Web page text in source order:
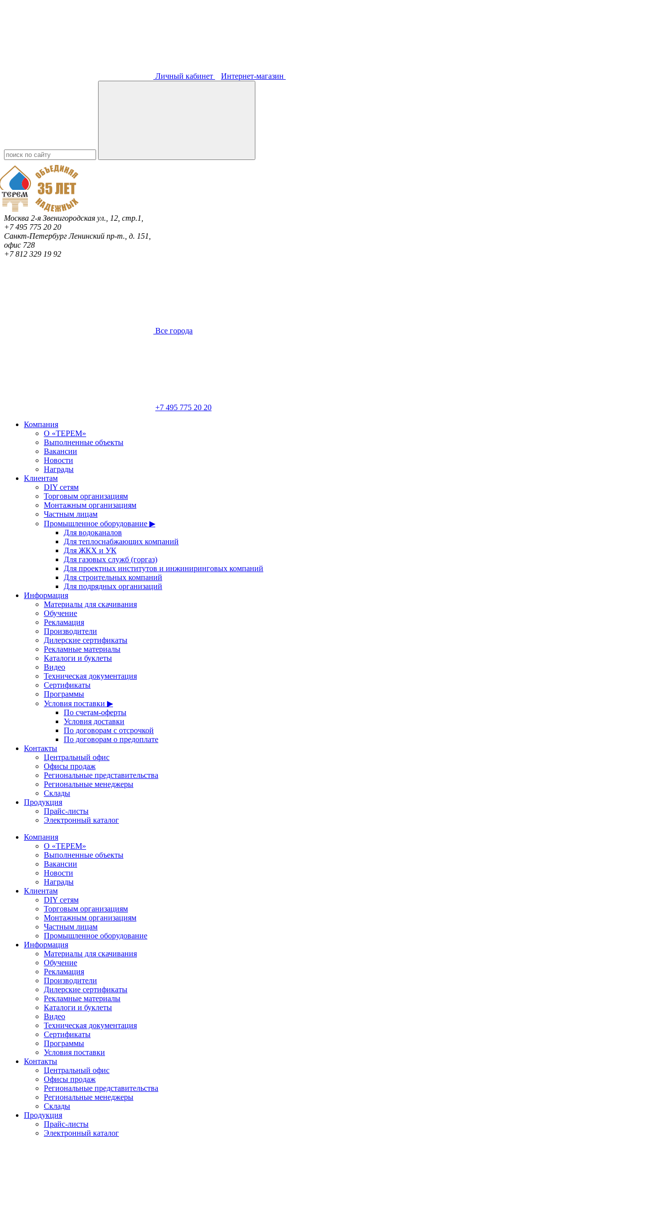
Личный кабинет Интернет-магазин
Москва 2-я Звенигородская ул., 12, стр.1,
+7 495 775 20 20
Санкт-ПетербургЛенинский пр-т., д. 151,
офис 728
+7 812 329 19 92
Все города
+7 495 775 20 20
Компания
О «ТЕРЕМ»
Выполненные объекты
Вакансии
Новости
Награды
Клиентам
DIY сетям
Торговым организациям
Монтажным организациям
Частным лицам
Промышленное оборудование ▶
Для водоканалов
Для теплоснабжающих компаний
Для ЖКХ и УК
Для газовых служб (горгаз)
Для проектных институтов и инжиниринговых компаний
Для строительных компаний
Для подрядных организаций
Информация
Материалы для скачивания
Обучение
Рекламация
Производители
Дилерские сертификаты
Рекламные материалы
Каталоги и буклеты
Видео
Техническая документация
Сертификаты
Программы
Условия поставки ▶
По счетам-оферты
Условия доставки
По договорам с отсрочкой
По договорам о предоплате
Контакты
Центральный офис
Офисы продаж
Региональные представительства
Региональные менеджеры
Склады
Продукция
Прайс-листы
Электронный каталог
Компания
О «ТЕРЕМ»
Выполненные объекты
Вакансии
Новости
Награды
Клиентам
DIY сетям
Торговым организациям
Монтажным организациям
Частным лицам
Промышленное оборудование
Информация
Материалы для скачивания
Обучение
Рекламация
Производители
Дилерские сертификаты
Рекламные материалы
Каталоги и буклеты
Видео
Техническая документация
Сертификаты
Программы
Условия поставки
Контакты
Центральный офис
Офисы продаж
Региональные представительства
Региональные менеджеры
Склады
Продукция
Прайс-листы
Электронный каталог